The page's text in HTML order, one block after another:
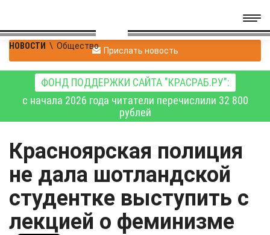
НОВОСТИ \ Общество Прислать новость
ФОНД ПОДДЕРЖКИ САЙТА "КРАСРАБ.РУ":
с начала 2026 года читатели перечислили 32 800
рублей
Красноярская полиция
не дала шотландской
студентке выступить с
лекцией о феминизме